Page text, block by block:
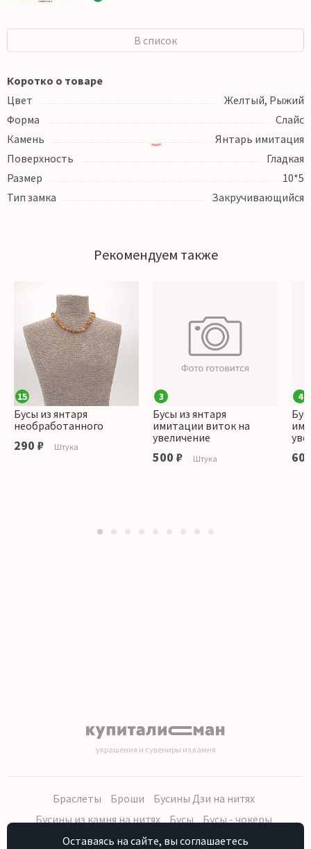
В список
Коротко о товаре
Цвет
Желтый, Рыжий
Форма
Слайс
Камень
Янтарь имитация
Поверхность
Гладкая
Размер
10*5
Тип замка
Закручивающийся
Рекомендуем также
15
Бусы из янтаря
необработанного
290 ₽ Штука
3
Бусы из янтаря
имитации виток на
увеличение
500 ₽ Штука
4
украшения и сувениры из камня
Браслеты Броши
Бусины Дзи на нитях
Бусины из камня на нитях
Бусы
Бусы - чокеры
Кольца, серьги
Кулоны Наборы (бусы, браслет, серьги)
Оставаясь на сайте, вы соглашаетесь